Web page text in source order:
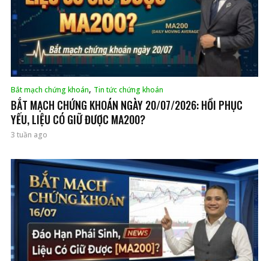
Bắt mạch chứng khoán, Tin tức chứng khoán
BẮT MẠCH CHỨNG KHOÁN NGÀY 20/07/2026: HỒI PHỤC
YẾU, LIỆU CÓ GIỮ ĐƯỢC MA200?
3 tuần ago